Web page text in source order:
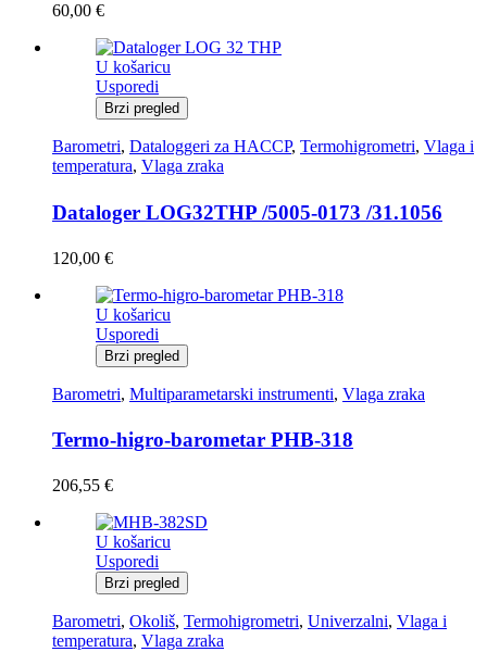
60,00 €
U košaricu
Usporedi
Brzi pregled
Barometri, Dataloggeri za HACCP, Termohigrometri, Vlaga i
temperatura, Vlaga zraka
Dataloger LOG32THP /5005-0173 /31.1056
120,00 €
U košaricu
Usporedi
Brzi pregled
Barometri, Multiparametarski instrumenti, Vlaga zraka
Termo-higro-barometar PHB-318
206,55 €
U košaricu
Usporedi
Brzi pregled
Barometri, Okoliš, Termohigrometri, Univerzalni, Vlaga i
temperatura, Vlaga zraka